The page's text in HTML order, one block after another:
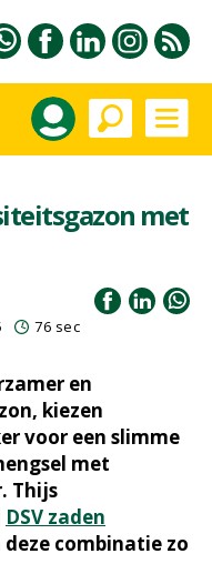
met
76 sec
en
kiezen
voor een slimme
met
Thijs
DSV zaden
combinatie zo